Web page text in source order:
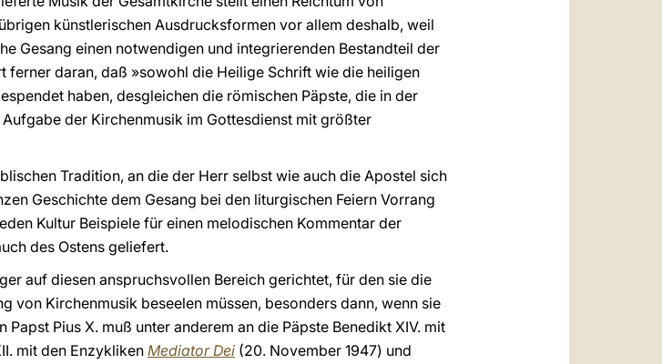
künstlerischen Ausdrucksformen vor allem deshalb, weil
Gesang einen notwendigen und integrierenden Bestandteil der
daran, daß »sowohl die Heilige Schrift wie die heiligen
haben, desgleichen die römischen Päpste, die in der
der Kirchenmusik im Gottesdienst mit größter
Tradition, an die der Herr selbst wie auch die Apostel sich
Geschichte dem Gesang bei den liturgischen Feiern Vorrang
Kultur Beispiele für einen melodischen Kommentar der
des Ostens geliefert.
auf diesen anspruchsvollen Bereich gerichtet, für den sie die
von Kirchenmusik beseelen müssen, besonders dann, wenn sie
Pius X. muß unter anderem an die Päpste Benedikt XIV. mit
mit den EnzyklikenMediator Dei (20. November 1947) und